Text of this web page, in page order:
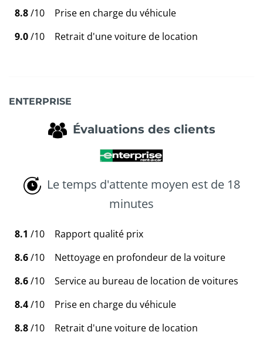
8.8/10
Prise en charge du véhicule
9.0/10 Retrait d'une voiture de location
ENTERPRISE
Évaluations des clients
Le temps d'attente moyen est de 18
minutes
8.1 /10
Rapport qualité prix
8.6/10
Nettoyage en profondeur de la voiture
8.6/10
Service au bureau de location de voitures
8.4/10
Prise en charge du véhicule
8.8/10 Retrait d'une voiture de location